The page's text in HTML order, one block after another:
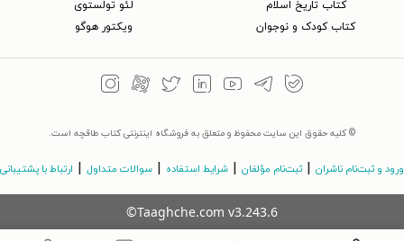
کتاب تاریخ اسلام
کتاب کودک و نوجوان
لئو تولستوی
ویکتور هوگو
© کلیه حقوق این سایت محفوظ و متعلق به فروشگاه اینترنتی کتاب طاقچه است.
ورود و ثبت‌نام ناشران | ثبت‌نام مؤلفان | شرایط استفاده | سوالات متداول | ارتباط با پشتیبانی
©Taaghche.com v3.243.6